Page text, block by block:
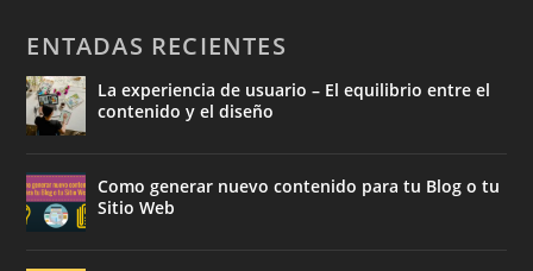
ENTADAS RECIENTES
La experiencia de usuario – El equilibrio entre el
contenido y el diseño
Como generar nuevo contenido para tu Blog o tu
Sitio Web